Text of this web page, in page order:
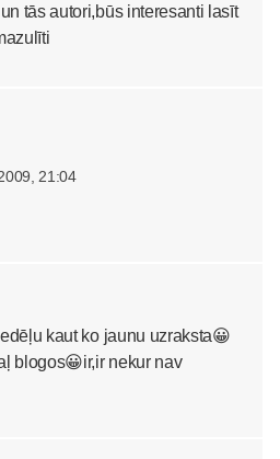
tās autori,būs interesanti lasīt
21:04
kaut ko jaunu uzraksta😀
blogos😀ir,ir nekur nav